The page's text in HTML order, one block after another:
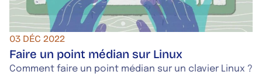
03 DÉC 2022
Faire un point médian sur Linux
Comment faire un point médian sur un clavier Linux ?